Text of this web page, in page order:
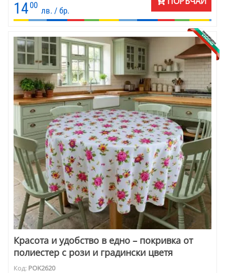
14 00
лв. / бр.
Красота и удобство в едно – покривка от
полиестер с рози и градински цветя
Код: POK2620